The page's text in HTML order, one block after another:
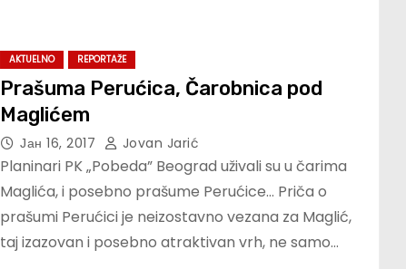
AKTUELNO REPORTAŽE
Prašuma Perućica, Čarobnica pod
Maglićem
Јан 16, 2017 Jovan Jarić
Planinari PK „Pobeda” Beograd uživali su u čarima
Maglića, i posebno prašume Perućice… Priča o
prašumi Perućici je neizostavno vezana za Maglić,
taj izazovan i posebno atraktivan vrh, ne samo…